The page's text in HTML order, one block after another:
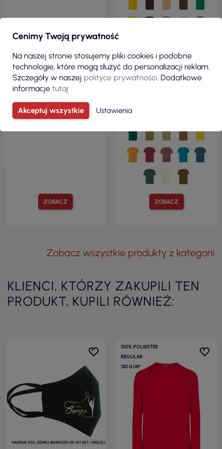
ZOBACZ ZOBACZ
Zobacz wszystkie produkty z kategorii
KLIENCI, KTÓRZY ZAKUPILI TEN
PRODUKT, KUPILI RÓWNIEŻ:
100% POLIESTER
REGULAR
130 G/M²
Cenimy Twoją prywatność
Na naszej stronie stosujemy pliki cookies i podobne
technologie, które mogą służyć do personalizacji reklam.
Szczegóły w naszej polityce prywatności. Dodatkowe
informacje tutaj
Akceptuj wszystkie Ustawienia